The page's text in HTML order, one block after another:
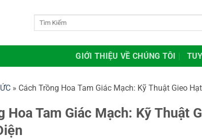
GIỚI THIỆU VỀ CHÚNG TÔI
» Cách Trồng Hoa Tam Giác Mạch: Kỹ Thuật Gieo
Hoa Tam Giác Mạch: Kỹ Thuật